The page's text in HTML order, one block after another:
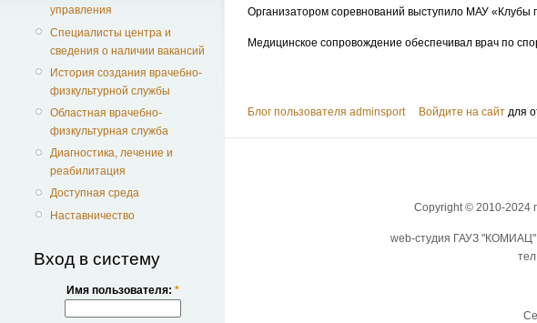
управления
Специалисты центра и
сведения о наличии вакансий
История создания врачебно-
физкультурной службы
Областная врачебно-
физкультурная служба
Диагностика, лечение и
реабилитация
Доступная среда
Наставничество
Вход в систему
Имя пользователя: *
Организатором соревнований выступило МАУ «Клубы
Медицинское сопровождение обеспечивал врач по
Блог пользователя adminsport Войдите на сайт для
Copyright © 2010-2024
web-студия ГАУЗ